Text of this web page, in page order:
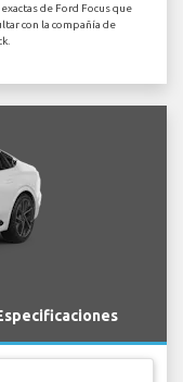
de Ford Focus que
con la compañía de